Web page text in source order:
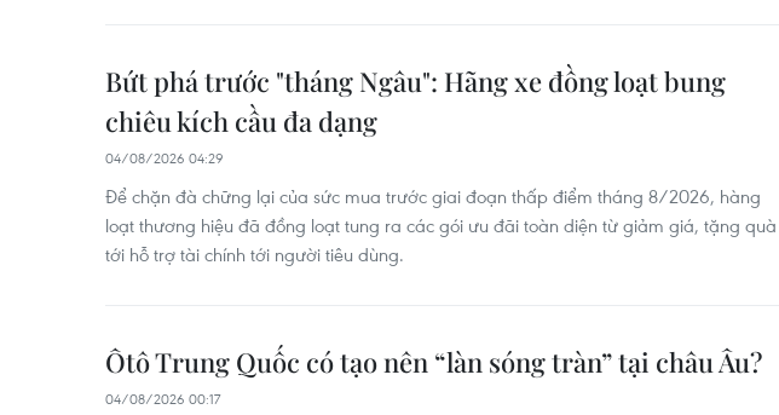
Bứt phá trước "tháng Ngâu": Hãng xe đồng loạt bung
chiêu kích cầu đa dạng
04/08/2026 04:29
Để chặn đà chững lại của sức mua trước giai đoạn thấp điểm tháng 8/2026, hàng
loạt thương hiệu đã đồng loạt tung ra các gói ưu đãi toàn diện từ giảm giá, tặng quà
tới hỗ trợ tài chính tới người tiêu dùng.
Ôtô Trung Quốc có tạo nên “làn sóng tràn” tại châu Âu?
04/08/2026 00:17